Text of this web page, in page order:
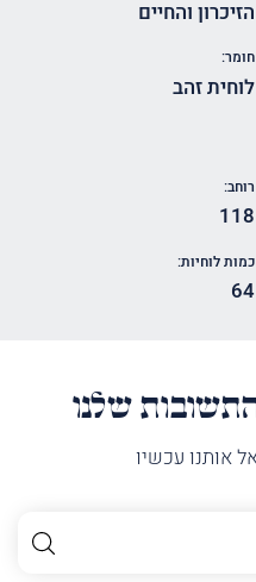
הזיכרון והחיים
חומר:
לוחית זהב
רוחב:
118
כמות לוחיות:
64
שלנו
אותנו עכשיו